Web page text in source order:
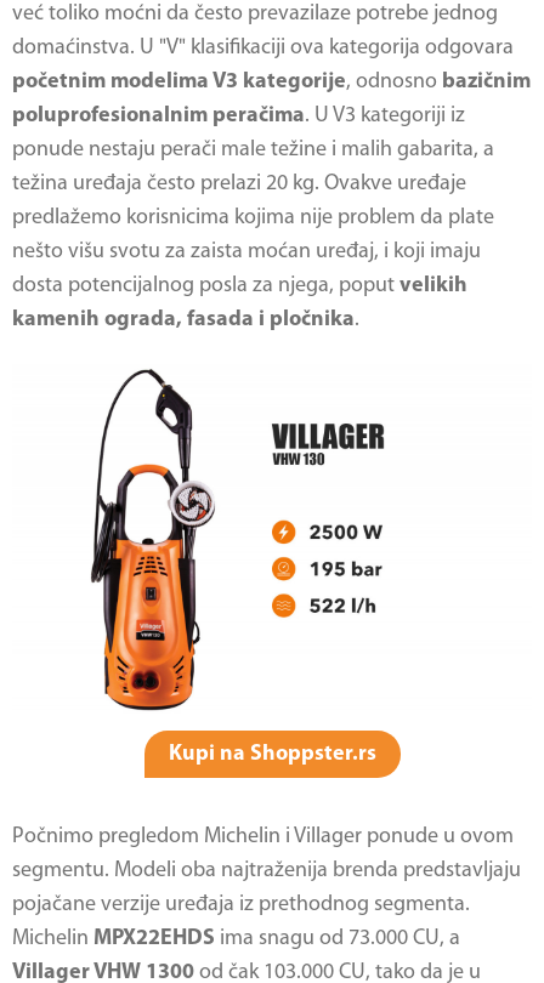
već toliko moćni da često prevazilaze potrebe jednog
domaćinstva. U "V" klasifikaciji ova kategorija odgovara
početnim modelima V3 kategorije, odnosno bazičnim
poluprofesionalnim peračima. U V3 kategoriji iz
ponude nestaju perači male težine i malih gabarita, a
težina uređaja često prelazi 20 kg. Ovakve uređaje
predlažemo korisnicima kojima nije problem da plate
nešto višu svotu za zaista moćan uređaj, i koji imaju
dosta potencijalnog posla za njega, poput velikih
kamenih ograda, fasada i pločnika.
Kupi na Shoppster.rs
Počnimo pregledom Michelin i Villager ponude u ovom
segmentu. Modeli oba najtraženija brenda predstavljaju
pojačane verzije uređaja iz prethodnog segmenta.
Michelin MPX22EHDS ima snagu od 73.000 CU, a
Villager VHW 1300 od čak 103.000 CU, tako da je u